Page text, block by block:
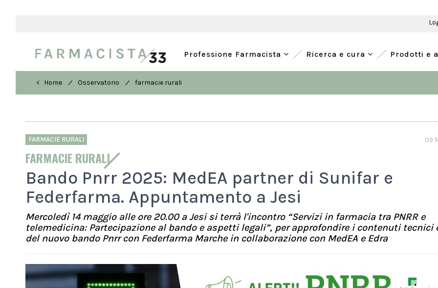
Professione Farmacista Ricerca e cura Prodotti e
< Home / Osservatorio / farmacie rurali
FARMACIE RURALI
FARMACIE RURALI
09
Bando Pnrr 2025: MedEA partner di Sunifar e
Federfarma. Appuntamento a Jesi
Mercoledì 14 maggio alle ore 20.00 a Jesi si terrà l'incontro “Servizi in farmacia tra PNRR e
telemedicina: Partecipazione al bando e aspetti legali”, per approfondire i contenuti tecnici
del nuovo bando Pnrr con Federfarma Marche in collaborazione con MedEA e Edra